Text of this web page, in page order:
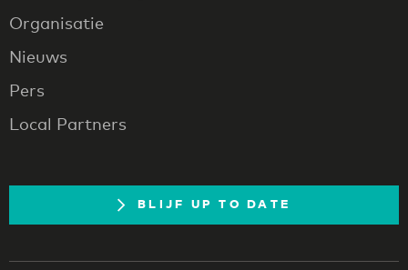
Organisatie
Nieuws
Pers
Local Partners
BLIJF UP TO DATE